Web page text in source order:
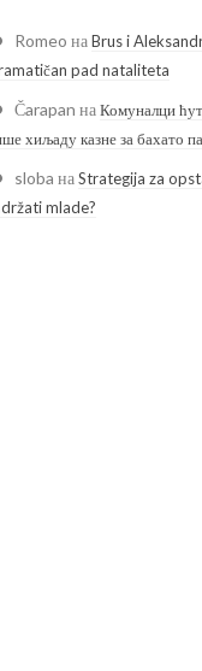
Romeo наBrus i
pad nataliteta
Čarapan наКомуналци
хиљаду казне за бахато
sloba наStrategija za
mlade?